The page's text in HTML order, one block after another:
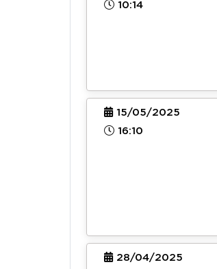
10:14
15/05/2025
16:10
28/04/2025